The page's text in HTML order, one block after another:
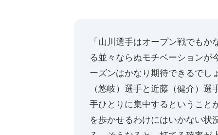
「山川選手はオープン戦でも
る並々ならぬモチベーションが
ーズンはかなり期待できるでし
（悠岐）選手と近藤（健介）
手ひとりに集中するということ
を歩かせるわけにはいかない状